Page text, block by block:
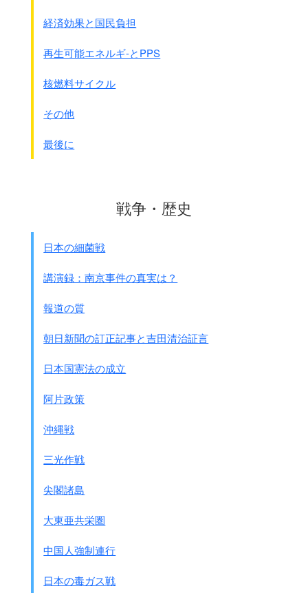
経済効果と国民負担
再生可能エネルギ-とPPS
核燃料サイクル
その他
最後に
戦争・歴史
日本の細菌戦
講演録：南京事件の真実は？
報道の質
朝日新聞の訂正記事と吉田清治証言
日本国憲法の成立
阿片政策
沖縄戦
三光作戦
尖閣諸島
大東亜共栄圏
中国人強制連行
日本の毒ガス戦